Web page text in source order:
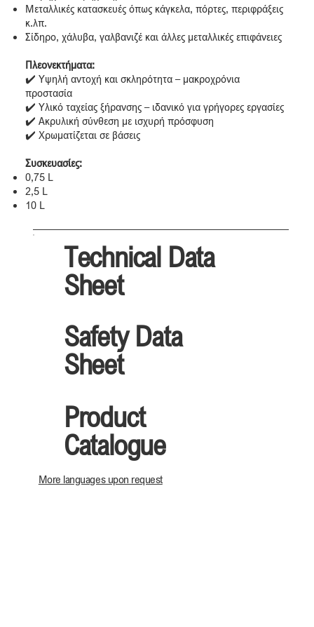
Μεταλλικές κατασκευές όπως κάγκελα, πόρτες, περιφράξεις
κ.λπ.
Σίδηρο, χάλυβα, γαλβανιζέ και άλλες μεταλλικές επιφάνειες
Πλεονεκτήματα:
✔️ Υψηλή αντοχή και σκληρότητα – μακροχρόνια
προστασία
✔️ Υλικό ταχείας ξήρανσης – ιδανικό για γρήγορες εργασίες
✔️ Ακρυλική σύνθεση με ισχυρή πρόσφυση
✔️ Χρωματίζεται σε βάσεις
Συσκευασίες:
0,75 L
2,5 L
10 L
Technical Data
Sheet
Safety Data
Sheet
Product
Catalogue
More languages upon request